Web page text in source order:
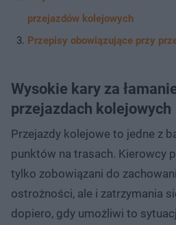
przejazdów kolejowych
Przepisy obowiązujące przy
Wysokie kary za
przejazdach kolejowych
Przejazdy kolejowe to jedne z
punktów na trasach. Kierowcy
tylko zobowiązani do
ostrożności, ale i zatrzymania
dopiero, gdy umożliwi to